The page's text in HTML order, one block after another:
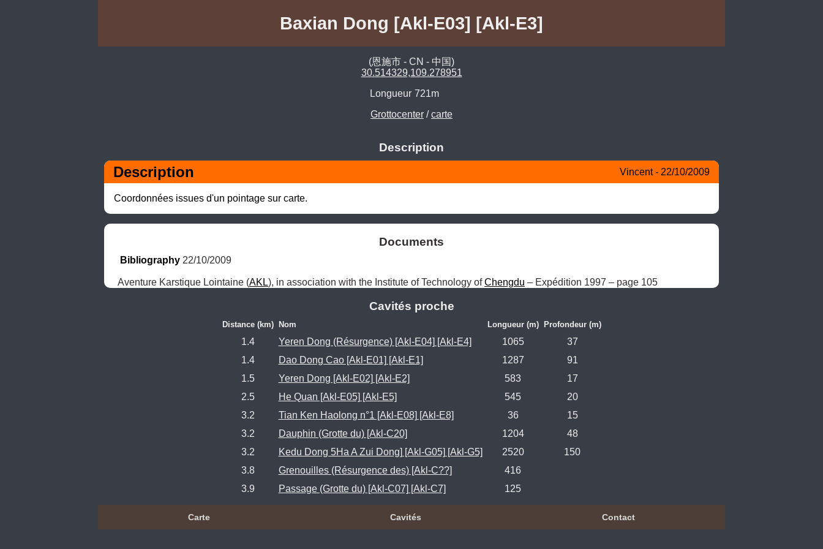
Baxian Dong [Akl-E03] [Akl-E3]
(恩施市 - CN - 中国)
30.514329,109.278951
Longueur 721m
Grottocenter /carte
Description
Description Vincent - 22/10/2009
Coordonnées issues d'un pointage sur carte.
Documents
Bibliography 22/10/2009
Aventure Karstique Lointaine (AKL), in association with the Institute of Technology of Chengdu – Expédition 1997 – page 105
Cavités proche
Distance (km) Nom Longueur (m) Profondeur (m)
1.4 Yeren Dong (Résurgence) [Akl-E04] [Akl-E4] 1065
37
1.4
Dao Dong Cao [Akl-E01] [Akl-E1] 1287
91
1.5
Yeren Dong [Akl-E02] [Akl-E2] 583
17
2.5
He Quan [Akl-E05] [Akl-E5] 545
20
3.2
Tian Ken Haolong n°1 [Akl-E08] [Akl-E8] 36
15
3.2
Dauphin (Grotte du) [Akl-C20] 1204
48
3.2
Kedu Dong 5Ha A Zui Dong] [Akl-G05] [Akl-G5] 2520
150
3.8
Grenouilles (Résurgence des) [Akl-C??]
416
3.9
Passage (Grotte du) [Akl-C07] [Akl-C7] 125
Carte Cavités Contact